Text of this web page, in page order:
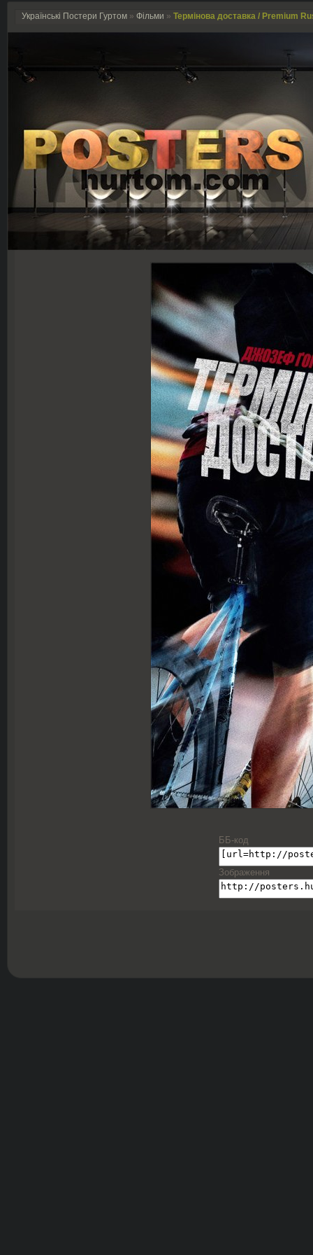
Українські Постери Гуртом » Фільми » Термінова доставка / Premium
ББ-код
Зображення